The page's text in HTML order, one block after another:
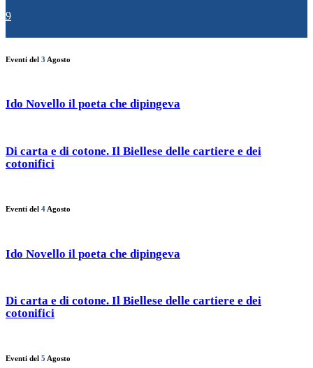
9
Eventi del 3 Agosto
Ido Novello il poeta che dipingeva
Di carta e di cotone. Il Biellese delle cartiere e dei
cotonifici
Eventi del 4 Agosto
Ido Novello il poeta che dipingeva
Di carta e di cotone. Il Biellese delle cartiere e dei
cotonifici
Eventi del 5 Agosto